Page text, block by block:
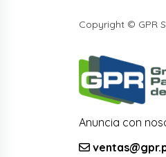
Copyright © GPR
Anuncia con